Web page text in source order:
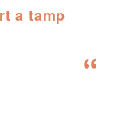
a tamp